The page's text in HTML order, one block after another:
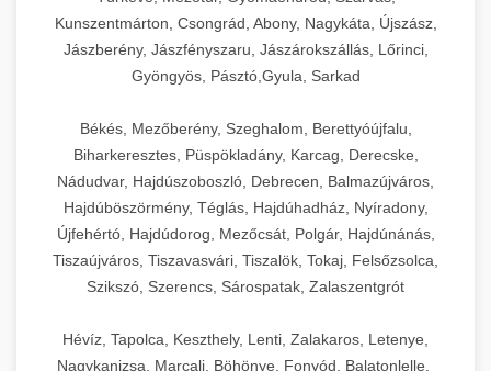
Kunszentmárton, Csongrád, Abony, Nagykáta, Újszász,
Jászberény, Jászfényszaru, Jászárokszállás, Lőrinci,
Gyöngyös, Pásztó,Gyula, Sarkad
Békés, Mezőberény, Szeghalom, Berettyóújfalu,
Biharkeresztes, Püspökladány, Karcag, Derecske,
Nádudvar, Hajdúszoboszló, Debrecen, Balmazújváros,
Hajdúböszörmény, Téglás, Hajdúhadház, Nyíradony,
Újfehértó, Hajdúdorog, Mezőcsát, Polgár, Hajdúnánás,
Tiszaújváros, Tiszavasvári, Tiszalök, Tokaj, Felsőzsolca,
Szikszó, Szerencs, Sárospatak, Zalaszentgrót
Hévíz, Tapolca, Keszthely, Lenti, Zalakaros, Letenye,
Nagykanizsa, Marcali, Böhönye, Fonyód, Balatonlelle,